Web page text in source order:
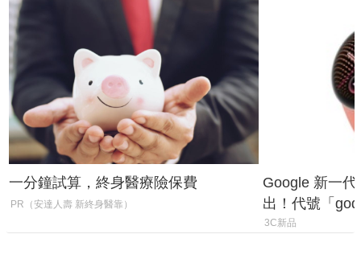
一分鐘試算，終身醫療險保費
PR（安達人壽 新終身醫靠）
Google 新一
出！代號「
鎖定 AI 應用
3C新品